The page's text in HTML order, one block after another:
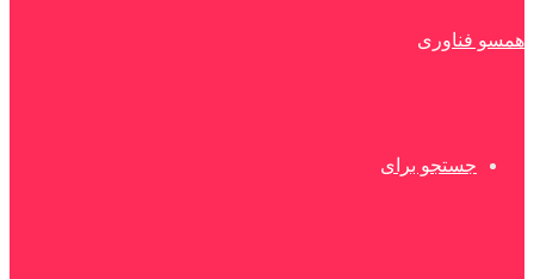
همسو فناوری
جستجو برای